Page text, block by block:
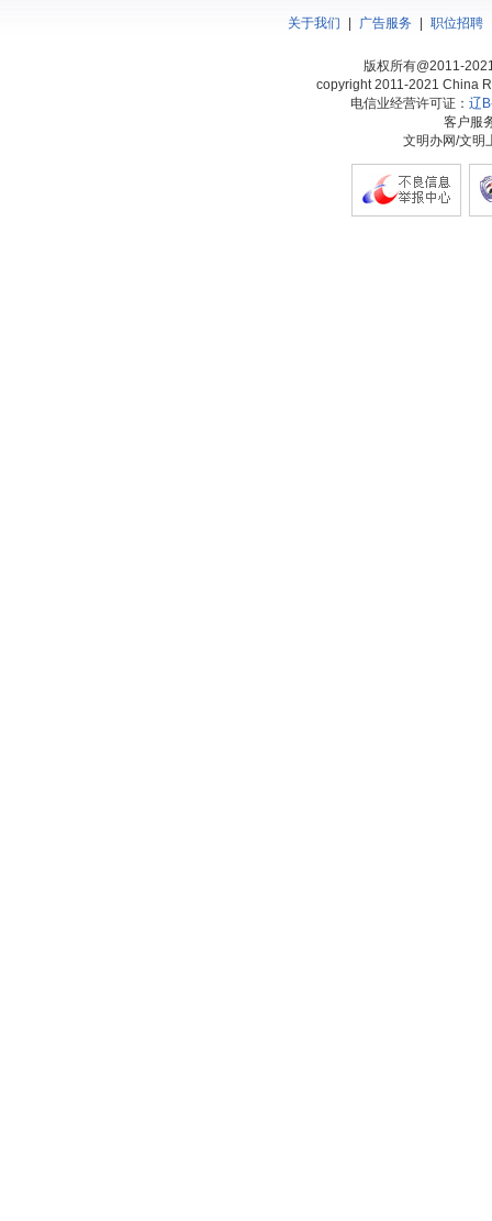
关于我们 广告服务 职位招聘
版权所有@2011-
copyright 2011-2021 China
电信业经营许可证： 辽
客户服
文明办网/文明